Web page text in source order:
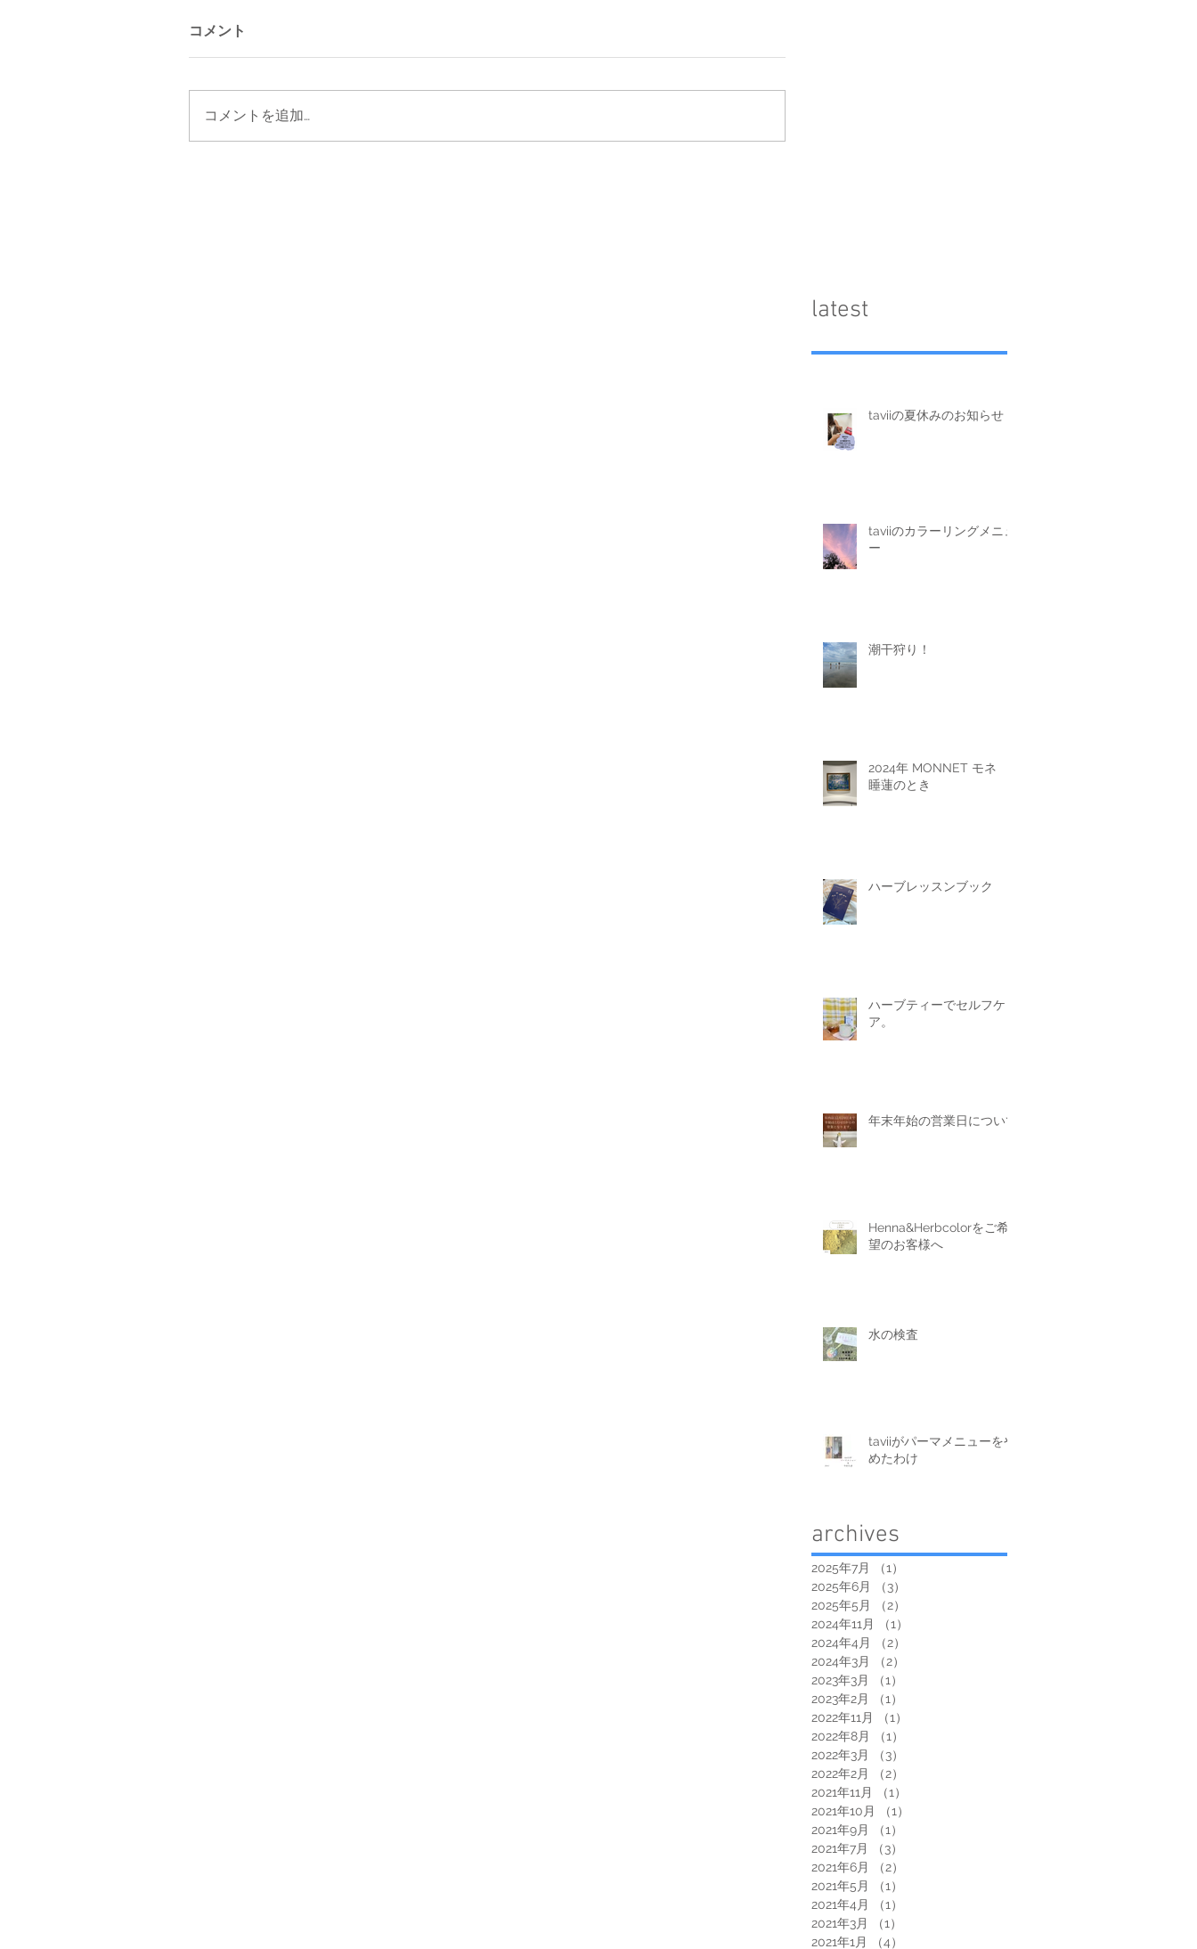
コメント
コメントを追加…
​latest
taviiの夏休みのお知らせ
taviiのカラーリングメニュ
ー
潮干狩り！
2024年 MONNET モネ
睡蓮のとき
ハーブレッスンブック
ハーブティーでセルフケ
ア。
年末年始の営業日について
Henna&Herbcolorをご希
望のお客様へ
水の検査
taviiがパーマメニューをや
めたわけ
archives
2025年7月 （1）
2025年6月
（3）
2025年5月
（2）
2024年11月
（1）
2024年4月
（2）
2024年3月
（2）
2023年3月
（1）
2023年2月
（1）
2022年11月
（1）
2022年8月
（1）
2022年3月
（3）
2022年2月
（2）
2021年11月
（1）
2021年10月
（1）
2021年9月
（1）
2021年7月
（3）
2021年6月
（2）
2021年5月
（1）
2021年4月
（1）
2021年3月
（1）
2021年1月
（4）